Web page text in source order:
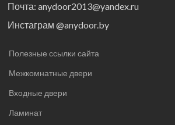
Почта: anydoor2013@yandex.ru
Инстаграм @anydoor.by
Полезные ссылки сайта
Межкомнатные двери
Входные двери
Ламинат